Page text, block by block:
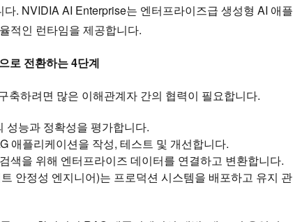
다. NVIDIA AI Enterprise는 엔터프라이즈급 생성형 AI 애플
적인 런타임을 제공합니다.
로 전환하는 4단계
축하려면 많은 이해관계자 간의 협력이 필요합니다.
성능과 정확성을 평가합니다.
애플리케이션을 작성, 테스트 및 개선합니다.
색을 위해 엔터프라이즈 데이터를 연결하고 변환합니다.
안정성 엔지니어)는 프로덕션 시스템을 배포하고 유지 관